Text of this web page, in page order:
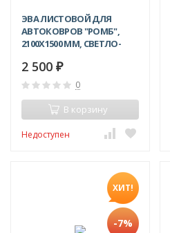
ЭВА ЛИСТОВОЙ ДЛЯ
АВТОКОВРОВ "РОМБ",
2100Х1500 ММ, СВЕТЛО-
2 500 ₽
0
В корзину
Недоступен
ХИТ!
-7%